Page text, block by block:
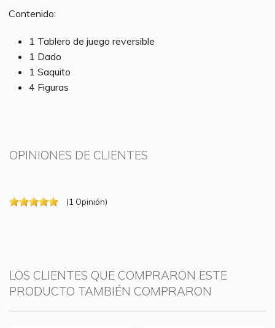
Contenido:
1 Tablero de juego reversible
1 Dado
1 Saquito
4 Figuras
OPINIONES DE CLIENTES
(1 Opinión)
LOS CLIENTES QUE COMPRARON ESTE
PRODUCTO TAMBIÉN COMPRARON